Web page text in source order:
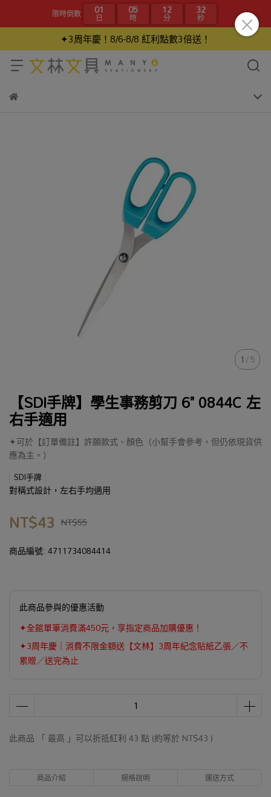
限時倒數 01
日 05
時 12
分 32
秒
✦3周年慶！8/6-8/8 紅利點數3倍送！
1/5
【SDI手牌】學生事務剪刀 6" 0844C 左
右手適用
✦可於【訂單備註】許願款式、顏色（小幫手會參考，但仍依現貨供
應為主。）
SDI手牌
對稱式設計，左右手均適用
NT$43 NT$55
商品編號:4711734084414
此商品參與的優惠活動
✦全館單筆消費滿450元，享指定商品加購優惠！
✦3周年慶｜消費不限金額送【文林】3周年紀念貼紙乙張／不
累贈／送完為止
此商品 「 最高 」可以折抵紅利43 點 (約等於 NT$43 )
商品介紹 規格說明 運送方式